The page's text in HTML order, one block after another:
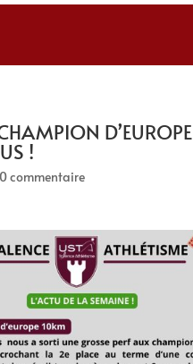
D’EUROPE
!
0 commentaire